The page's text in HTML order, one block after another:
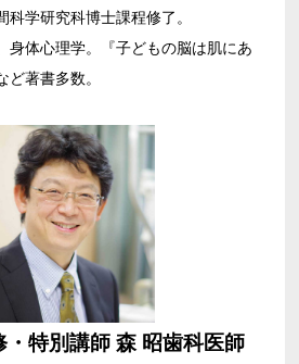
学研究科博士課程修了。
身体心理学。『子どもの脳は肌にあ
ど著書多数。
・特別講師 森 昭歯科医師